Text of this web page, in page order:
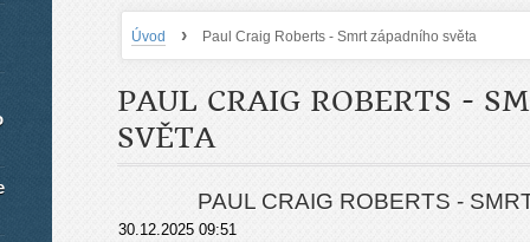
Úvod › Paul Craig Roberts - Smrt západního světa
PAUL CRAIG ROBERTS -
SVĚTA
PAUL CRAIG ROBERTS -
30.12.2025 09:51